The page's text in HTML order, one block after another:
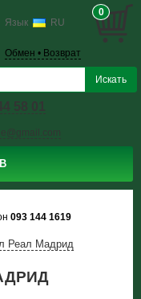
Язык RU
0
Обмен • Возврат
58 01
093 144 1619
Реал Мадрид